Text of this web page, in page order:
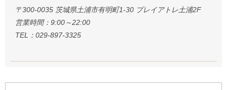
〒300-0035 茨城県土浦市有明町1-30 プレイアトレ土浦2F
営業時間：9:00～22:00
TEL：029-897-3325